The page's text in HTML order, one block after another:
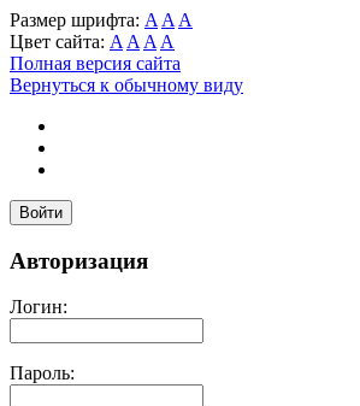
Размер шрифта: A A A
Цвет сайта: A A A A
Полная версия сайта
Вернуться к обычному виду
Войти
Авторизация
Логин:
Пароль: